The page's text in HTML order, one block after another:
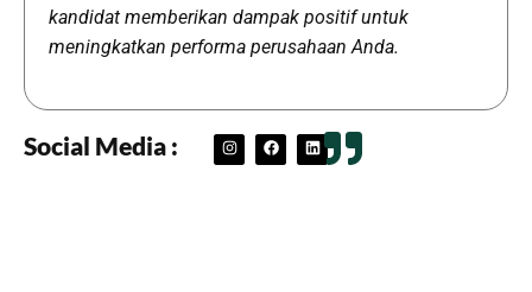
kandidat memberikan dampak positif untuk
meningkatkan performa perusahaan Anda.
Social Media :